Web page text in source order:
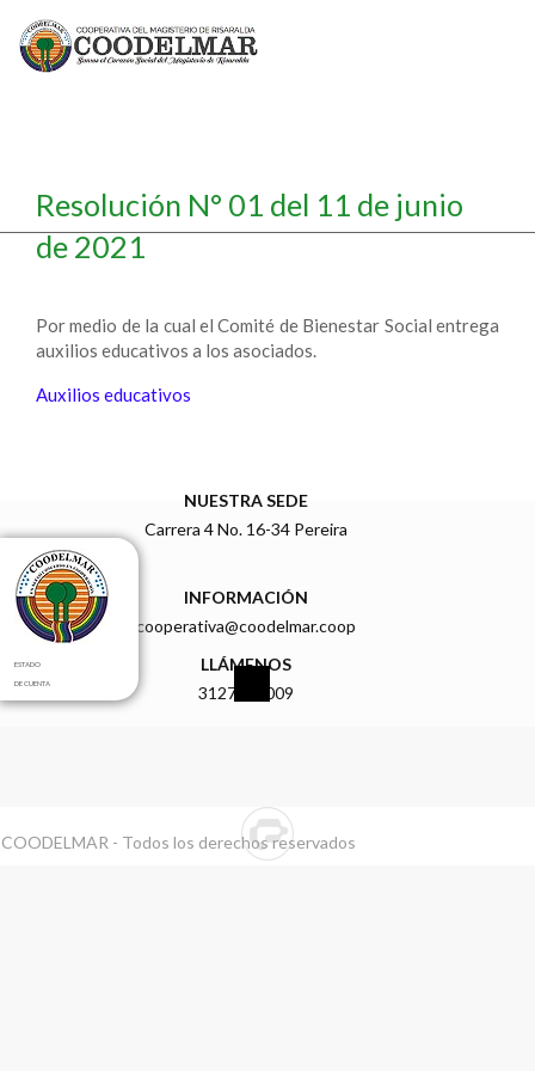
Resolución N° 01 del 11 de junio
de 2021
Por medio de la cual el Comité de Bienestar Social entrega
auxilios educativos a los asociados.
Auxilios educativos
NUESTRA SEDE
Carrera 4 No. 16-34 Pereira
INFORMACIÓN
cooperativa@coodelmar.coop
LLÁMENOS
3127919009
- Todos los derechos reservados
ESTADO
DE CUENTA